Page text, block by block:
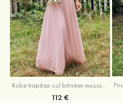
112 €